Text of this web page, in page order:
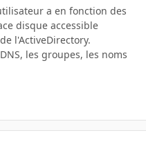
a en fonction des
disque accessible
l'ActiveDirectory.
les groupes, les noms